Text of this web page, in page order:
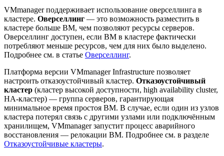
VMmanager поддерживает использование оверселлинга в
кластере. Оверселлинг — это возможность разместить в
кластере больше ВМ, чем позволяют ресурсы серверов.
Оверселлинг доступен, если ВМ в кластере фактически
потребляют меньше ресурсов, чем для них было выделено.
Подробнее см. в статье Оверселлинг.
Платформа версии VMmanager Infrastructure позволяет
настроить отказоустойчивый кластер. Отказоустойчивый
кластер (кластер высокой доступности, high availability cluster,
HA-кластер) — группа серверов, гарантирующая
минимальное время простоя ВМ. В случае, если один из узлов
кластера потерял связь с другими узлами или подключённым
хранилищем, VMmanager запустит процесс аварийного
восстановления — релокации ВМ. Подробнее см. в разделе
Отказоустойчивые кластеры.